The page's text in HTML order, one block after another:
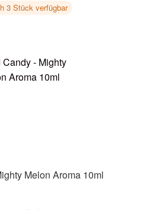
3 Stück verfügbar
Melon Aroma 10ml